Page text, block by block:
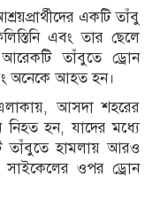
একটি তাঁবু
এবং তার ছেলে
তাঁবুতে ড্রোন
অনেকে আহত হন।
আসদা শহরের
হন, যাদের মধ্যে
তাঁবুতে হামলায় আরও
সাইকেলের ওপর ড্রোন